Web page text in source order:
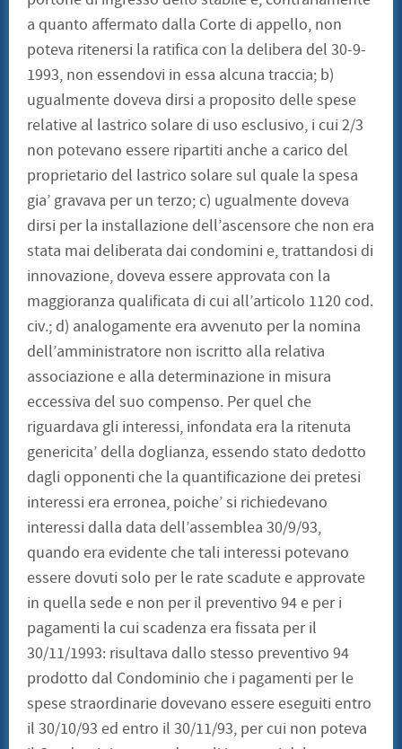
a quanto affermato dalla Corte di appello, non
poteva ritenersi la ratifica con la delibera del 30-9-
1993, non essendovi in essa alcuna traccia; b)
ugualmente doveva dirsi a proposito delle spese
relative al lastrico solare di uso esclusivo, i cui 2/3
non potevano essere ripartiti anche a carico del
proprietario del lastrico solare sul quale la spesa
gia’ gravava per un terzo; c) ugualmente doveva
dirsi per la installazione dell’ascensore che non era
stata mai deliberata dai condomini e, trattandosi di
innovazione, doveva essere approvata con la
maggioranza qualificata di cui all’articolo 1120 cod.
civ.; d) analogamente era avvenuto per la nomina
dell’amministratore non iscritto alla relativa
associazione e alla determinazione in misura
eccessiva del suo compenso. Per quel che
riguardava gli interessi, infondata era la ritenuta
genericita’ della doglianza, essendo stato dedotto
dagli opponenti che la quantificazione dei pretesi
interessi era erronea, poiche’ si richiedevano
interessi dalla data dell’assemblea 30/9/93,
quando era evidente che tali interessi potevano
essere dovuti solo per le rate scadute e approvate
in quella sede e non per il preventivo 94 e per i
pagamenti la cui scadenza era fissata per il
30/11/1993: risultava dallo stesso preventivo 94
prodotto dal Condominio che i pagamenti per le
spese straordinarie dovevano essere eseguiti entro
il 30/10/93 ed entro il 30/11/93, per cui non poteva